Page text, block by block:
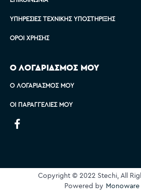
ΥΠΗΡΕΣΊΕΣ ΤΕΧΝΙΚΉΣ ΥΠΟΣΤΉΡΙΞΗΣ
ΌΡΟΙ ΧΡΉΣΗΣ
Ο ΛΟΓΑΡΙΑΣΜΟΣ ΜΟΥ
Ο ΛΟΓΑΡΙΑΣΜΌΣ ΜΟΥ
ΟΙ ΠΑΡΑΓΓΕΛΊΕΣ ΜΟΥ
Copyright © 2022 Stechi, All
Powered by